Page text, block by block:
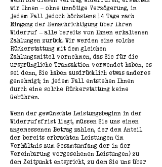
wir Ihnen – ohne unnötige Verzögerung, in
jedem Fall jedoch höchstens 14 Tage nach
Eingang der Benachrichtigung über Ihren
Widerruf – alle bereits von Ihnen erhaltenen
Zahlungen zurück. Wir werden eine solche
Rückerstattung mit dem gleichen
Zahlungsmittel vornehmen, das Sie für die
ursprüngliche Transaktion verwendet haben, es
sei denn, Sie haben ausdrücklich etwas anderes
genehmigt; in jedem Fall entstehen Ihnen
durch eine solche Rückerstattung keine
Gebühren.
Wenn der gewünschte Leistungsbeginn in der
Widerrufsfrist liegt, müssen Sie uns einen
angemessenen Betrag zahlen, der dem Anteil
der bereits erbrachten Leistungen (im
Verhältnis zum Gesamtumfang der in der
Vereinbarung vorgesehenen Leistungen) zu
dem Zeitpunkt entspricht, zu dem Sie uns über